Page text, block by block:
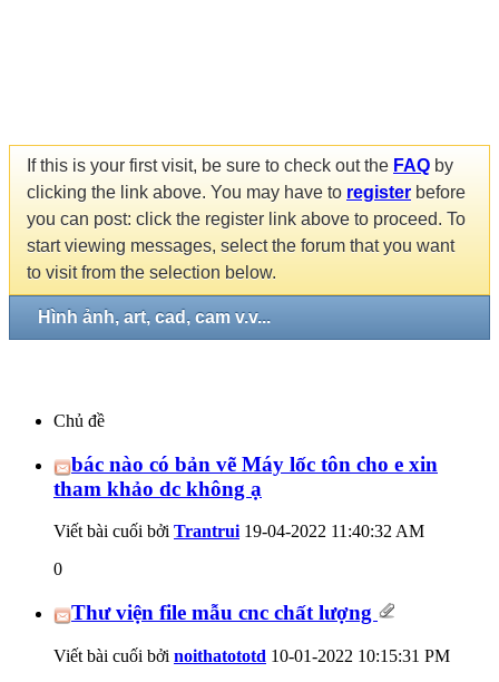
If this is your first visit, be sure to check out the FAQ by
clicking the link above. You may have to register before
you can post: click the register link above to proceed. To
start viewing messages, select the forum that you want
to visit from the selection below.
Hình ảnh, art, cad, cam v.v...
Chủ đề
bác nào có bản vẽ Máy lốc tôn cho e xin
tham khảo dc không ạ
Viết bài cuối bởi Trantrui 19-04-2022 11:40:32 AM
0
Thư viện file mẫu cnc chất lượng
Viết bài cuối bởi noithatototd 10-01-2022 10:15:31 PM